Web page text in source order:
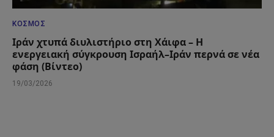
ΚΌΣΜΟΣ
Ιράν χτυπά διυλιστήριο στη Χάιφα – Η
ενεργειακή σύγκρουση Ισραήλ–Ιράν περνά σε νέα
φάση (Βίντεο)
19/03/2026